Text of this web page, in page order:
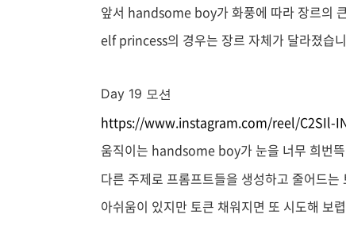
앞서 handsome boy가 화풍에 따라 장르의
elf princess의 경우는 장르 자체가 달라졌습
Day 19 모션
https://www.instagram.com/reel/C2SIl-
움직이는 handsome boy가 눈을 너무 희번
다른 주제로 프롬프트들을 생성하고 줄어드
아쉬움이 있지만 토큰 채워지면 또 시도해 보